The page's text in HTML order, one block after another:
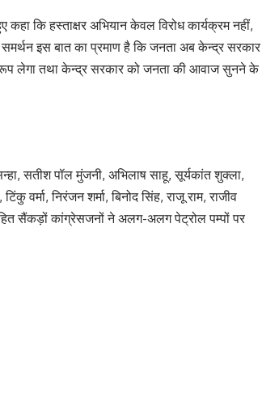
कि हस्ताक्षर अभियान केवल विरोध कार्यक्रम नहीं,
इस बात का प्रमाण है कि जनता अब केन्द्र सरकार
रूप लेगा तथा केन्द्र सरकार को जनता की आवाज सुनने के
सतीश पॉल मुंजनी, अभिलाष साहू, सूर्यकांत शुक्ला,
वर्मा, निरंजन शर्मा, बिनोद सिंह, राजू राम, राजीव
सैंकड़ों कांग्रेसजनों ने अलग-अलग पेट्रोल पम्पों पर